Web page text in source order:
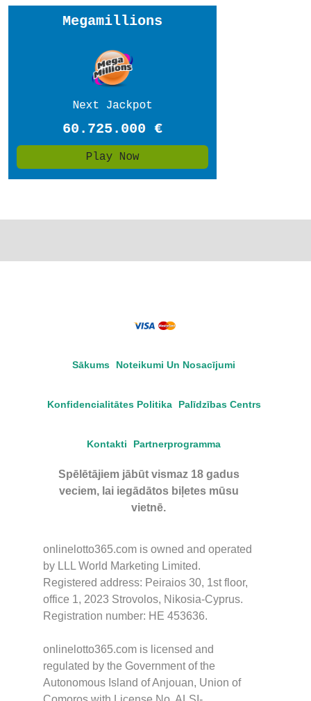
Sākums Noteikumi Un Nosacījumi
Konfidencialitātes Politika Palīdzības Centrs
Kontakti Partnerprogramma
Spēlētājiem jābūt vismaz 18 gadus
veciem, lai iegādātos biļetes mūsu
vietnē.
onlinelotto365.com is owned and operated
by LLL World Marketing Limited.
Registered address: Peiraios 30, 1st floor,
office 1, 2023 Strovolos, Nikosia-Cyprus.
Registration number: HE 453636.
onlinelotto365.com is licensed and
regulated by the Government of the
Autonomous Island of Anjouan, Union of